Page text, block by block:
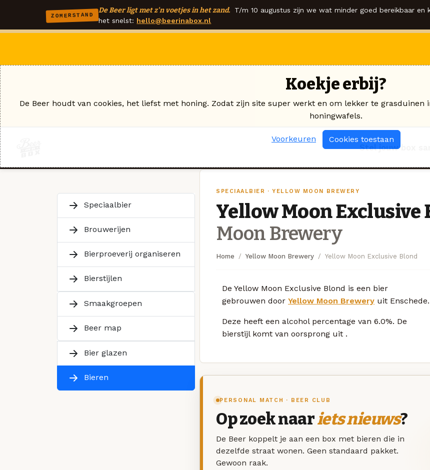
ZOMERSTAND
De Beer ligt met z'n voetjes in het zand.
T/m 10 augustus zijn we wat minder goed bereikbaar
het snelst: hello@beerinabox.nl
Stel jouw box
Speciaalbier
Brouwerijen
Bierproeverij organiseren
Bierstijlen
Smaakgroepen
Beer map
Bier glazen
Bieren
SPECIAALBIER · YELLOW MOON BREWERY
Yellow Moon Exclusive
Moon Brewery
Home Yellow Moon Brewery Yellow Moon Exclusive Blond
De Yellow Moon Exclusive Blond is een bier
gebrouwen door Yellow Moon Brewery uit Enschede.
Deze heeft een alcohol percentage van 6.0%. De
bierstijl komt van oorsprong uit .
PERSONAL MATCH · BEER CLUB
Op zoek naariets nieuws?
De Beer koppelt je aan een box met bieren die in
dezelfde straat wonen. Geen standaard pakket.
Gewoon raak.
Koekje erbij?
De Beer houdt van cookies, het liefst met honing. Zodat zijn site super werkt en om lekker te grasduinen
honingwafels.
Voorkeuren Cookies toestaan